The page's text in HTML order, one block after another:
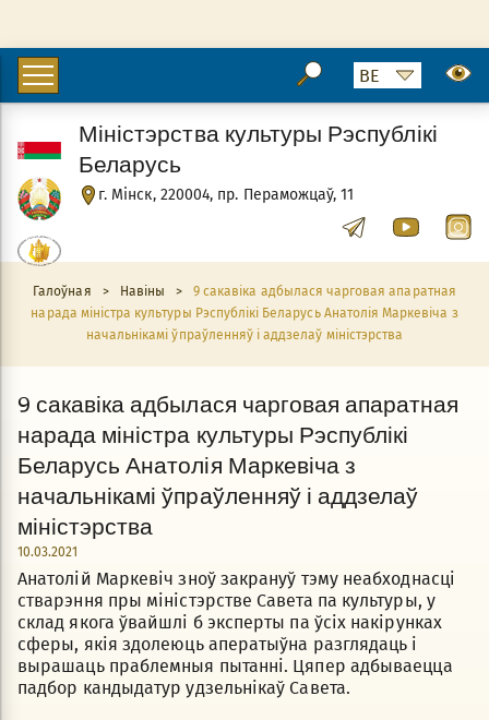
г. Мінск, 220004, пр. Пераможцаў, 11
Міністэрства культуры Рэспублікі
Беларусь
Галоўная > Навіны >
9 сакавіка адбылася чарговая апаратная
нарада міністра культуры Рэспублікі Беларусь Анатолія Маркевіча з
начальнікамі ўпраўленняў і аддзелаў міністэрства
9 сакавіка адбылася чарговая апаратная
нарада міністра культуры Рэспублікі
Беларусь Анатолія Маркевіча з
начальнікамі ўпраўленняў і аддзелаў
міністэрства
10.03.2021
Анатолій Маркевіч зноў закрануў тэму неабходнасці
стварэння пры міністэрстве Савета па культуры, у
склад якога ўвайшлі б эксперты па ўсіх накірунках
сферы, якія здолеюць аператыўна разглядаць і
вырашаць праблемныя пытанні. Цяпер адбываецца
падбор кандыдатур удзельнікаў Савета.